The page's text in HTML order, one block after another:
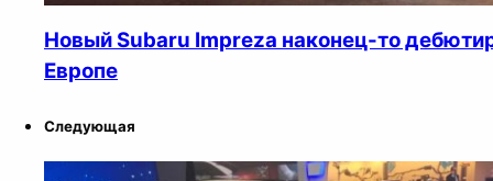
Новый Subaru Impreza наконец-то
Европе
Следующая